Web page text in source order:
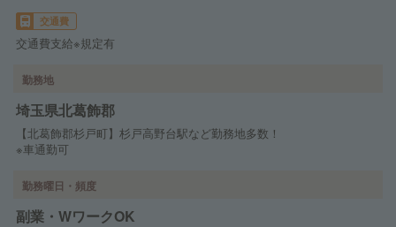
交通費
交通費支給※規定有
勤務地
埼玉県北葛飾郡
【北葛飾郡杉戸町】杉戸高野台駅など勤務地多数！
※車通勤可
勤務曜日・頻度
副業・WワークOK